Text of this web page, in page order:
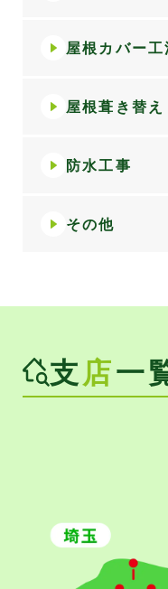
屋根カバー工
屋根葺き替え
防水工事
その他
支店一